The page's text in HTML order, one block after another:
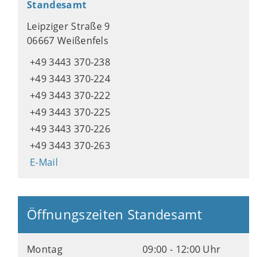
Standesamt
Leipziger Straße 9
06667 Weißenfels
+49 3443 370-238
+49 3443 370-224
+49 3443 370-222
+49 3443 370-225
+49 3443 370-226
+49 3443 370-263
E-Mail
Öffnungszeiten Standesamt
Montag
09:00 - 12:00 Uhr